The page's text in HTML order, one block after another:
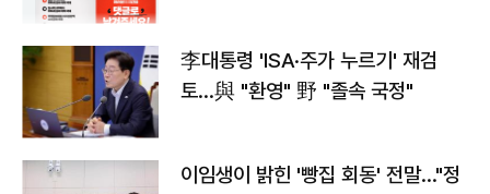
李대통령 'ISA·주가 누르기' 재검
토…與 "환영" 野 "졸속 국정"
이임생이 밝힌 '빵집 회동' 전말…"정